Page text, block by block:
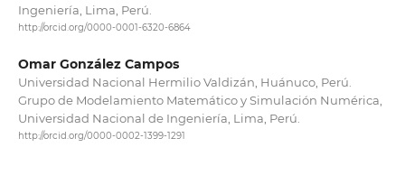
Ingeniería, Lima, Perú.
http://orcid.org/0000-0001-6320-6864
Omar González Campos
Universidad Nacional Hermilio Valdizán, Huánuco, Perú.
Grupo de Modelamiento Matemático y Simulación Numérica,
Universidad Nacional de Ingeniería, Lima, Perú.
http://orcid.org/0000-0002-1399-1291